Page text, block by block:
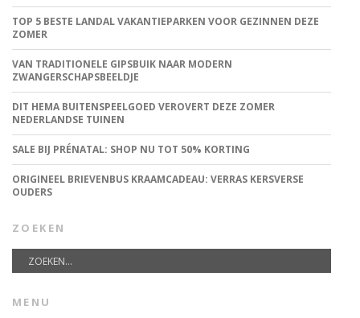
TOP 5 BESTE LANDAL VAKANTIEPARKEN VOOR GEZINNEN DEZE
ZOMER
VAN TRADITIONELE GIPSBUIK NAAR MODERN
ZWANGERSCHAPSBEELDJE
DIT HEMA BUITENSPEELGOED VEROVERT DEZE ZOMER
NEDERLANDSE TUINEN
SALE BIJ PRÉNATAL: SHOP NU TOT 50% KORTING
ORIGINEEL BRIEVENBUS KRAAMCADEAU: VERRAS KERSVERSE
OUDERS
ZOEKEN
MENU